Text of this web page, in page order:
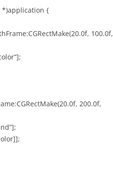
*)application {
100.0f,
200.0f,